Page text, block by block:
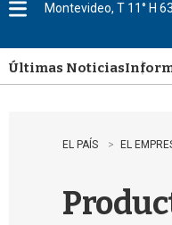
u
Montevideo, T 11° H
Últimas Noticias
EL PAÍS EL